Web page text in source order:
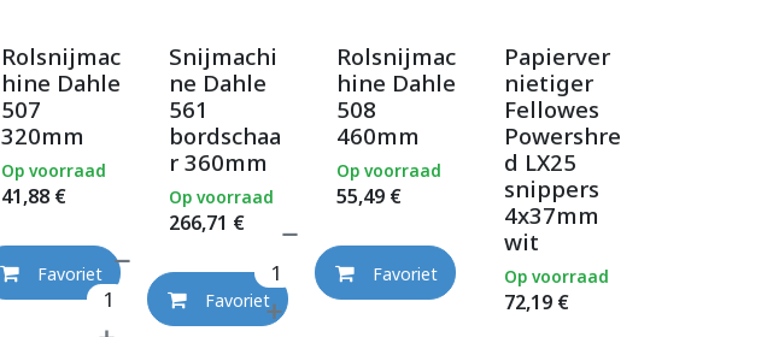
Rolsnijmac
hine Dahle
507
320mm
41,88 €
Op voorraad
Favoriet
Snijmachi
ne Dahle
561
bordschaa
r 360mm
266,71 €
Op voorraad
Favoriet
Rolsnijmac
hine Dahle
508
460mm
55,49€
Op voorraad
Favoriet
Papierver
nietiger
Fellowes
Powershre
d LX25
snippers
4x37mm
wit
72,19€
Op voorraad